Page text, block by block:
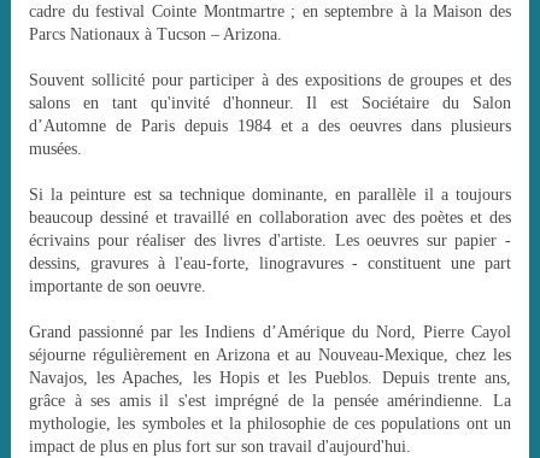
cadre du festival Cointe Montmartre ; en septembre à la Maison des
Parcs Nationaux à Tucson – Arizona.
Souvent sollicité pour participer à des expositions de groupes et des
salons en tant qu'invité d'honneur. Il est Sociétaire du Salon
d’Automne de Paris depuis 1984 et a des oeuvres dans plusieurs
musées.
Si la peinture est sa technique dominante, en parallèle il a toujours
beaucoup dessiné et travaillé en collaboration avec des poètes et des
écrivains pour réaliser des livres d'artiste. Les oeuvres sur papier -
dessins, gravures à l'eau-forte, linogravures - constituent une part
importante de son oeuvre.
Grand passionné par les Indiens d’Amérique du Nord, Pierre Cayol
séjourne régulièrement en Arizona et au Nouveau-Mexique, chez les
Navajos, les Apaches, les Hopis et les Pueblos. Depuis trente ans,
grâce à ses amis il s'est imprégné de la pensée amérindienne. La
mythologie, les symboles et la philosophie de ces populations ont un
impact de plus en plus fort sur son travail d'aujourd'hui.